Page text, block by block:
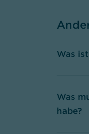
Was
Was
habe?